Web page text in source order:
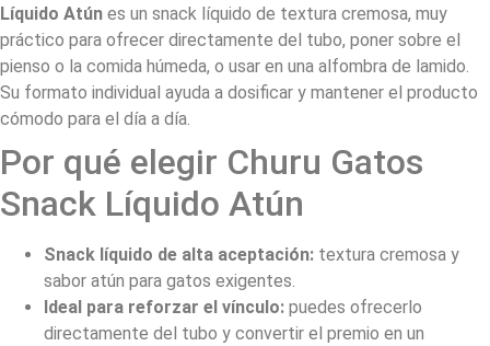
Líquido Atún es un snack líquido de textura cremosa, muy
práctico para ofrecer directamente del tubo, poner sobre el
pienso o la comida húmeda, o usar en una alfombra de lamido.
Su formato individual ayuda a dosificar y mantener el producto
cómodo para el día a día.
Por qué elegir Churu Gatos
Snack Líquido Atún
Snack líquido de alta aceptación: textura cremosa y
sabor atún para gatos exigentes.
Ideal para reforzar el vínculo: puedes ofrecerlo
directamente del tubo y convertir el premio en un